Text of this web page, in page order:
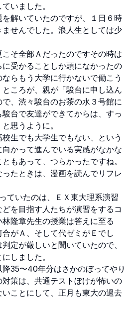
いました。
解いていたのですが、１日６時
せんでした。浪人生としては少
そ全部Ａだったのですその時は
受かることしか頭になかったの
らもう大学に行かないで働こう
ころが、親が「駿台に申し込ん
、渋々駿台のお茶の水３号館に
台で友達ができてからは、すっ
思うように。
生でも大学生でもない、という
かって進んでいる実感がなかな
もあって、つらかったですね。
たときは、漫画を読んでリフレ
ていたのは、ＥＸ東大理系演習
を目指す人たちが演習をするコ
隆章先生の授業は答えに至る
がＡ、そして代ゼミがＥでし
定が厳しいと聞いていたので、
しました。
35〜40年分はさかのぼってやり
策は、共通テストぼけが怖いの
ことにして、正月も東大の過去